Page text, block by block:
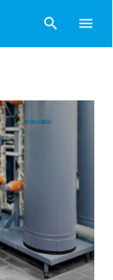
search menu